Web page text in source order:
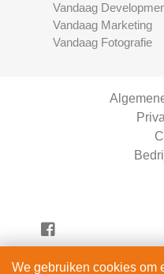
Vandaag
Vandaag Marketing
Vandaag Fotografie
We gebruiken cookies om